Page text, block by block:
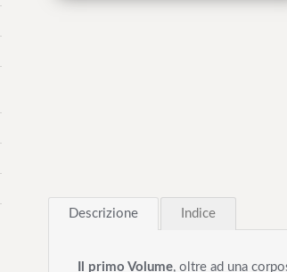
Descrizione Indice
Il primo Volume, oltre ad una